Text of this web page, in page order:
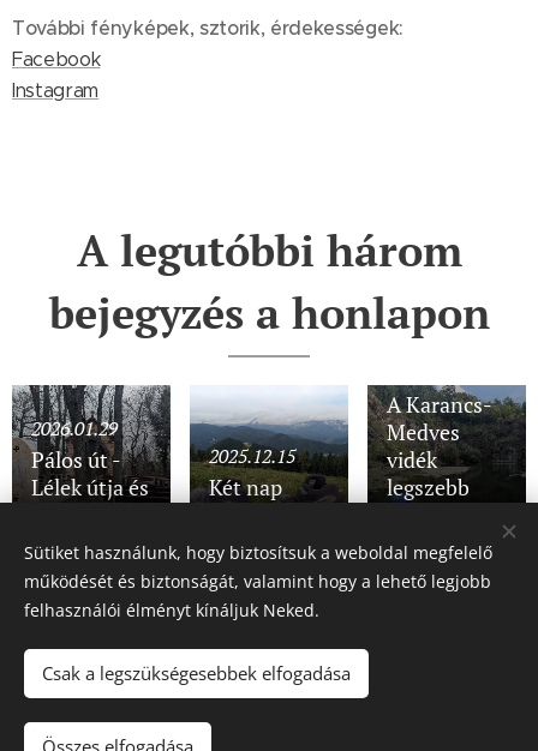
További fényképek, sztorik, érdekességek:
Facebook
Instagram
A legutóbbi három
bejegyzés a honlapon
2026.01.29
Pálos út -
Lélek útja és
2025.12.15
Két nap
A Karancs-
Medves
vidék
legszebb
© 2018-2026 Hátizsákot fel! - Minden jog fenntartva.
Sütiket használunk, hogy biztosítsuk a weboldal megfelelő
működését és biztonságát, valamint hogy a lehető legjobb
felhasználói élményt kínáljuk Neked.
Csak a legszükségesebbek elfogadása
Összes elfogadása